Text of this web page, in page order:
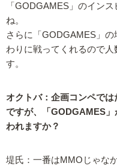
「GODGAMES」のイン
ね。
さらに「GODGAMES」
わりに戦ってくれるので
す。
オクトバ：企画コンペで
ですが、「GODGAMES
われますか？
堤氏：一番はMMOじゃな